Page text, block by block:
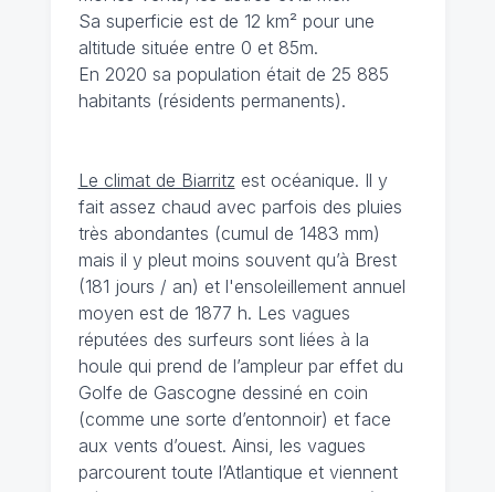
Sa superficie est de 12 km² pour une
altitude située entre 0 et 85m.
En 2020 sa population était de 25 885
habitants (résidents permanents).
Le climat de Biarritz est océanique. Il y
fait assez chaud avec parfois des pluies
très abondantes (cumul de 1483 mm)
mais il y pleut moins souvent qu’à Brest
(181 jours / an) et l'ensoleillement annuel
moyen est de 1877 h. Les vagues
réputées des surfeurs sont liées à la
houle qui prend de l’ampleur par effet du
Golfe de Gascogne dessiné en coin
(comme une sorte d’entonnoir) et face
aux vents d’ouest. Ainsi, les vagues
parcourent toute l’Atlantique et viennent